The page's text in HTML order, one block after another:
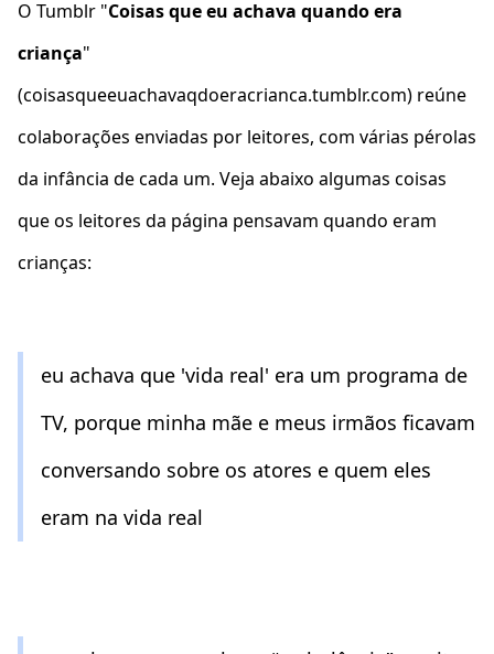
O Tumblr "Coisas que eu achava quando era
criança"
(coisasqueeuachavaqdoeracrianca.tumblr.com) reúne
colaborações enviadas por leitores, com várias pérolas
da infância de cada um. Veja abaixo algumas coisas
que os leitores da página pensavam quando eram
crianças:
eu achava que 'vida real' era um programa de
TV, porque minha mãe e meus irmãos ficavam
conversando sobre os atores e quem eles
eram na vida real